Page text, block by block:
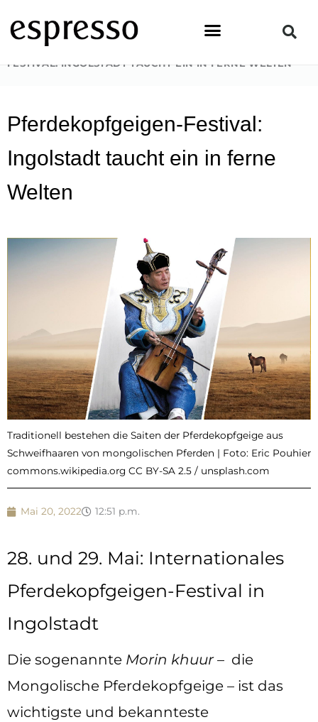
Inhalt
springen
STARTSEITE
FESTIVAL: INGOLSTADT TAUCHT EIN IN FERNE WELTEN
Pferdekopfgeigen-Festival:
Ingolstadt taucht ein in ferne
Welten
Traditionell bestehen die Saiten der Pferdekopfgeige aus
Schweifhaaren von mongolischen Pferden | Foto: Eric Pouhier
commons.wikipedia.org CC BY-SA 2.5 / unsplash.com
Mai 20, 2022 12:51 p.m.
28. und 29. Mai: Internationales
Pferdekopfgeigen-Festival in
Ingolstadt
Die sogenannte Morin khuur– die
Mongolische Pferdekopfgeige – ist das
wichtigste und bekannteste